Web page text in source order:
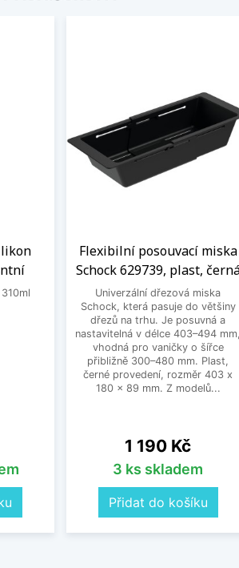
Flexibilní posouvací miska
Schock 629739, plast,
Univerzální dřezová miska
Schock, která pasuje do většiny
dřezů na trhu. Je posuvná a
nastavitelná v délce 403–494 mm,
vhodná pro vaničky o šířce
přibližně 300–480 mm. Plast,
černé provedení, rozměr 403 x
180 x 89 mm. Z modelů...
Cena
1 190 Kč
3 ks skladem
Přidat do košíku